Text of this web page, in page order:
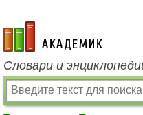
academic.ru
Словари и